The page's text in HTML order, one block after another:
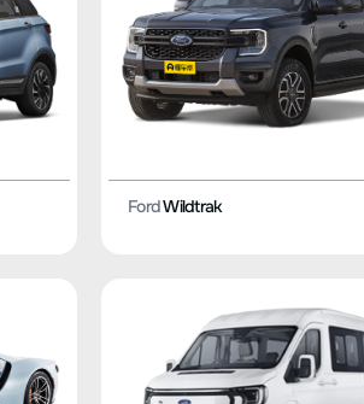
FordWildtrak